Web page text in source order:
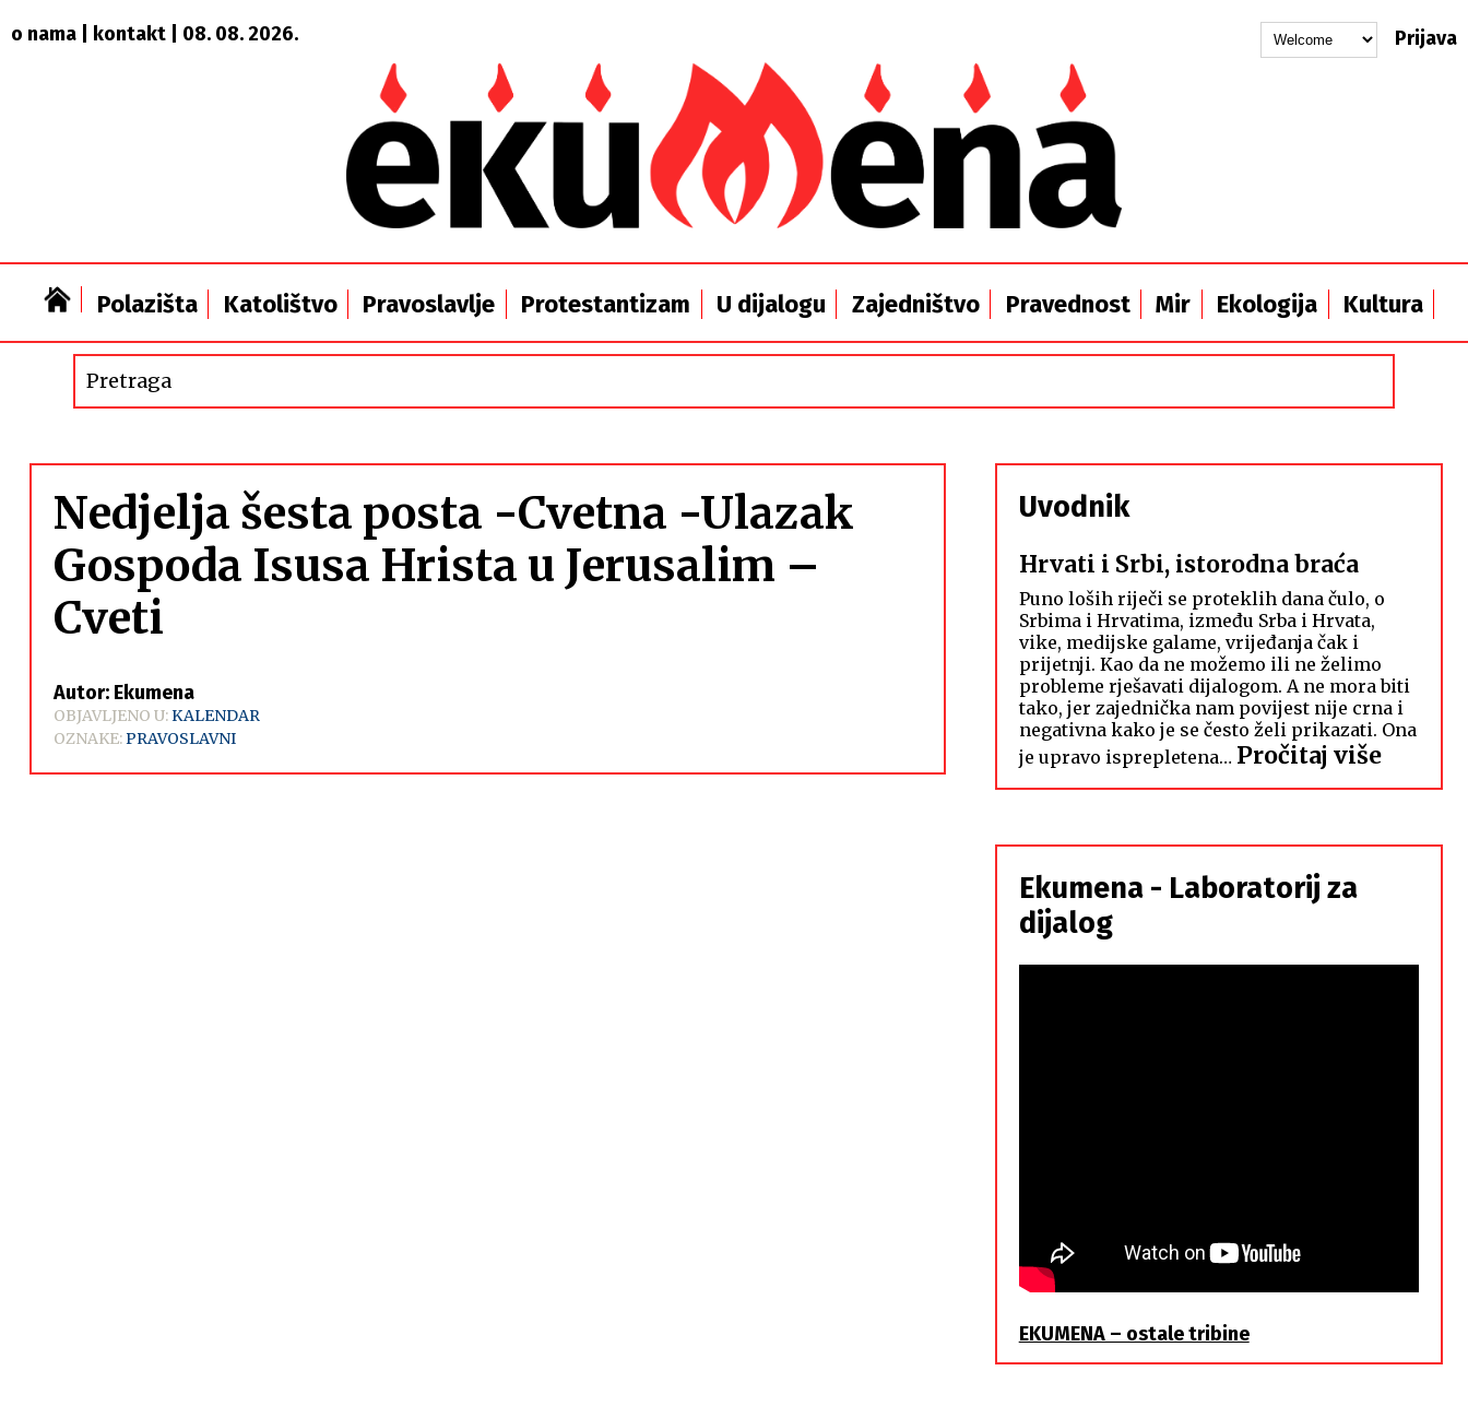
o nama kontakt | 08. 08. 2026. Prijava
Polazišta Katolištvo Pravoslavlje Protestantizam U dijalogu Zajedništvo Pravednost Mir Ekologija Kultura
Nedjelja šesta posta -Cvetna -Ulazak
Gospoda Isusa Hrista u Jerusalim –
Cveti
Autor: Ekumena
OBJAVLJENO U:KALENDAR
OZNAKE:PRAVOSLAVNI
Uvodnik
Hrvati i Srbi, istorodna braća
Puno loših riječi se proteklih dana čulo, o
Srbima i Hrvatima, između Srba i Hrvata,
vike, medijske galame, vrijeđanja čak i
prijetnji. Kao da ne možemo ili ne želimo
probleme rješavati dijalogom. A ne mora biti
tako, jer zajednička nam povijest nije crna i
negativna kako je se često želi prikazati. Ona
je upravo isprepletena… Pročitaj više:
Hrvati
Srbi,
Ekumena - Laboratorij za
dijalog
EKUMENA – ostale tribine